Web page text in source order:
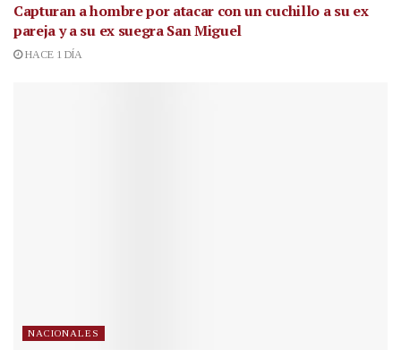
Capturan a hombre por atacar con un cuchillo a su ex
pareja y a su ex suegra San Miguel
HACE 1 DÍA
NACIONALES